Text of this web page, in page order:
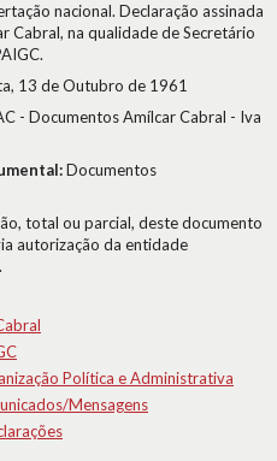
nacional. Declaração assinada
Cabral, na qualidade de Secretário
13 de Outubro de 1961
- Documentos Amílcar Cabral - Iva
Documentos
total ou parcial, deste documento
autorização da entidade
Política e Administrativa
Mensagens